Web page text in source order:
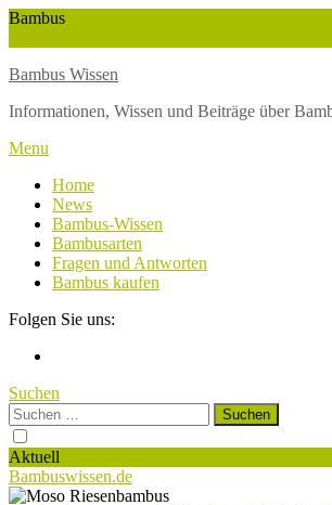
Skip
Bambus
Bambus Wissen
Informationen, Wissen und Beiträge über
Menu
Home
News
Bambus-Wissen
Bambusarten
Fragen und Antworten
Bambus kaufen
Folgen Sie uns:
Suchen
Suchen
nach:
Aktuell
Bambuswissen.de